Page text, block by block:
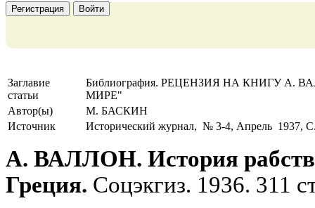
Регистрация Войти
Заглавие
статьи
Библиография. РЕЦЕНЗИЯ НА КНИГУ
МИРЕ"
Автор(ы)
М. БАСКИН
Источник
Исторический журнал, № 3-4, Апрель 1937,
А. ВАЛЛОН. История
Греция. Соцэкгиз. 1936. 311